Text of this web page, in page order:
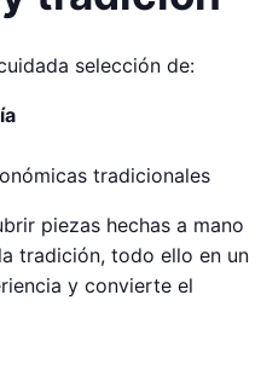
selección de:
tradicionales
piezas hechas a mano
tradición, todo ello en un
y convierte el